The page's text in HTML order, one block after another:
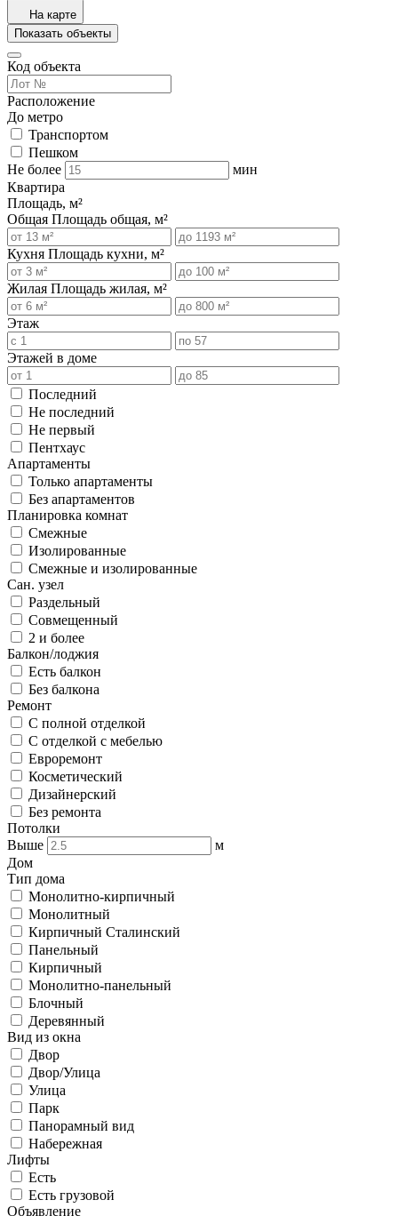
На карте
Показать объекты
Код объекта
Расположение
До метро
Транспортом
Пешком
Не более
мин
Квартира
Площадь, м²
Общая Площадь общая, м²
Кухня Площадь кухни, м²
Жилая Площадь жилая, м²
Этаж
Этажей в доме
Последний
Не последний
Не первый
Пентхаус
Апартаменты
Только апартаменты
Без апартаментов
Планировка комнат
Смежные
Изолированные
Смежные и изолированные
Сан. узел
Раздельный
Совмещенный
2 и более
Балкон/лоджия
Есть балкон
Без балкона
Ремонт
С полной отделкой
С отделкой с мебелью
Евроремонт
Косметический
Дизайнерский
Без ремонта
Потолки
Выше
м
Дом
Тип дома
Монолитно-кирпичный
Монолитный
Кирпичный Сталинский
Панельный
Кирпичный
Монолитно-панельный
Блочный
Деревянный
Вид из окна
Двор
Двор/Улица
Улица
Парк
Панорамный вид
Набережная
Лифты
Есть
Есть грузовой
Объявление